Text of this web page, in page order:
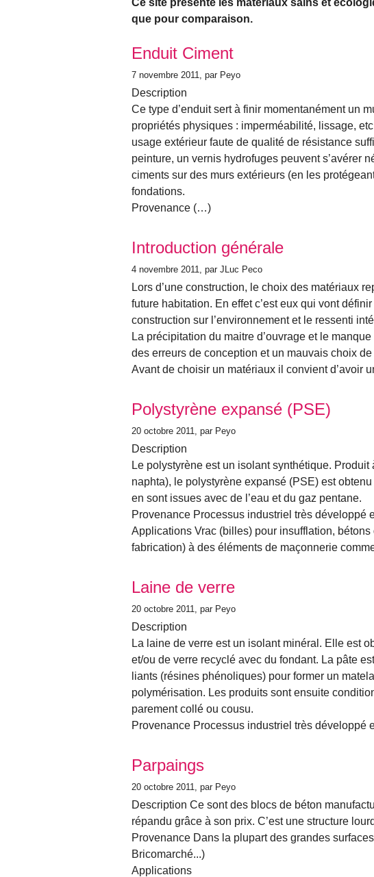
Ce site présente les matériaux sains et
que pour comparaison.
Articles les plus récents
Enduit Ciment
7 novembre 2011 , par Peyo
Description
Ce type d’enduit sert à finir momentanément un
propriétés physiques : imperméabilité, lissage,
usage extérieur faute de qualité de résistance
peinture, un vernis hydrofuges peuvent s’avérer
ciments sur des murs extérieurs (en les
fondations.
Provenance (…)
Introduction générale
4 novembre 2011 , par JLuc Peco
Lors d’une construction, le choix des matériaux
future habitation. En effet c’est eux qui vont
construction sur l’environnement et le ressenti
La précipitation du maitre d’ouvrage et le
des erreurs de conception et un mauvais choix de
Avant de choisir un matériaux il convient d’avoir
Polystyrène expansé (PSE)
20 octobre 2011 , par Peyo
Description
Le polystyrène est un isolant synthétique.
naphta), le polystyrène expansé (PSE) est
en sont issues avec de l’eau et du gaz pentane.
Provenance Processus industriel très développé
Applications Vrac (billes) pour insufflation,
fabrication) à des éléments de maçonnerie
Laine de verre
20 octobre 2011 , par Peyo
Description
La laine de verre est un isolant minéral. Elle est
et/ou de verre recyclé avec du fondant. La pâte
liants (résines phénoliques) pour former un
polymérisation. Les produits sont ensuite
parement collé ou cousu.
Provenance Processus industriel très
Parpaings
20 octobre 2011 , par Peyo
Description Ce sont des blocs de béton
répandu grâce à son prix. C’est une structure
Provenance Dans la plupart des grandes
Bricomarché...)
Applications